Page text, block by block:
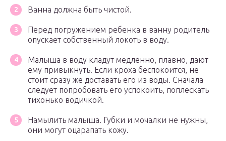
Ванна должна быть чистой.
Перед погружением ребенка в ванну родитель
опускает собственный локоть в воду.
Малыша в воду кладут медленно, плавно, дают
ему привыкнуть. Если кроха беспокоится, не
стоит сразу же доставать его из воды. Сначала
следует попробовать его успокоить, поплескать
тихонько водичкой.
Намылить малыша. Губки и мочалки не нужны,
они могут оцарапать кожу.